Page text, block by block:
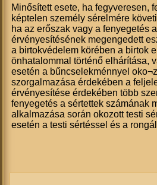
Minősített esete, ha fegyveresen,
képtelen személy sérelmére
ha az erőszak vagy a fenyegetés
érvényesítésének megengedett
a birtokvédelem körében a birtok
önhatalommal történő elhárítása,
esetén a bűncselekménnyel
szorgalmazása érdekében a
érvényesítése érdekében több
fenyegetés a sértettek számának
alkalmazása során okozott testi
esetén a testi sértéssel és a